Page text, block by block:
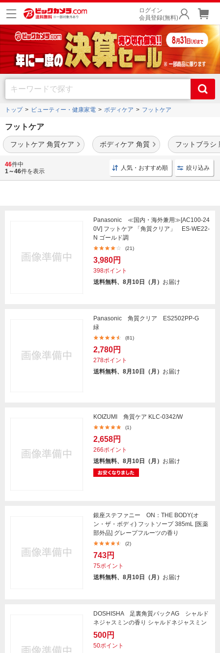
ログイン
会員登録(無料)
トップ ビューティー・健康家電 ボディケア フットケア
フットケア
フットケア 角質ケア ボディケア 角質 フットブラシ
角質ケア用品
などのフットケア用品を多数取り揃えておりま
す。
46件中
1～46件を表示 人気・おすすめ順 絞り込み
Panasonic ≪国内・海外兼用≫[AC100-24
0V] フットケア 「角質クリア」 ES-WE22-
N ゴールド調
(21)
3,980円
398ポイント
送料無料、8月10日（月） お届け
Panasonic 角質クリア ES2502PP-G
緑
(81)
2,780円
278ポイント
送料無料、8月10日（月） お届け
KOIZUMI 角質ケア KLC-0342/W
(1)
2,658円
266ポイント
送料無料、8月10日（月） お届け
銀座ステファニー ON：THE BODY(オ
ン・ザ・ボディ) フットソープ 385mL [医薬
部外品] グレープフルーツの香り
(2)
743円
75ポイント
送料無料、8月10日（月） お届け
DOSHISHA 足裏角質パックAG シャルド
ネジャスミンの香り シャルドネジャスミン
500円
50ポイント